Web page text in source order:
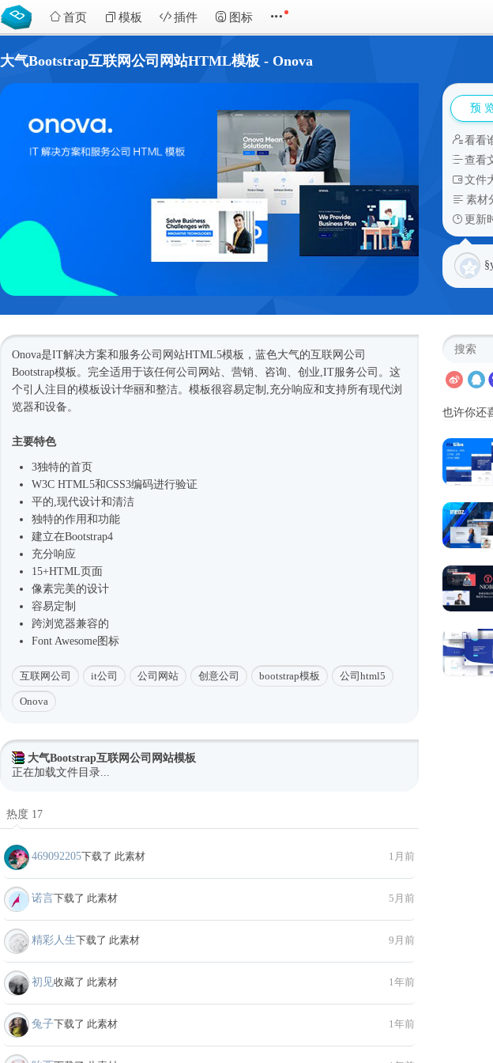
首页 模板 插件 图标
大气Bootstrap互联网公司网站HTML模板 - Onova
预
看看
查看
文件
素材
更新
Onova是IT解决方案和服务公司网站HTML5模板 ，蓝色大气的互联网公司
Bootstrap模板。完全适用于该任何公司网站、营销、咨询、创业,IT服务公司。这
个引人注目的模板设计华丽和整洁。模板很容易定制,充分响应和支持所有现代浏
览器和设备。
主要特色
3独特的首页
W3C HTML5和CSS3编码进行验证
平的,现代设计和清洁
独特的作用和功能
建立在Bootstrap4
充分响应
15+HTML页面
像素完美的设计
容易定制
跨浏览器兼容的
Font Awesome图标
互联网公司 it公司 公司网站 创意公司 bootstrap模板 公司html5
Onova
大气Bootstrap互联网公司网站模板
正在加载文件目录...
热度 17
469092205下载了 此素材 1月前
诺言下载了 此素材 5月前
精彩人生下载了 此素材 9月前
初见收藏了 此素材 1年前
兔子下载了 此素材 1年前
也许你还